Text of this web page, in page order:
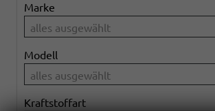
Marke
alles ausgewählt
Modell
alles ausgewählt
Kraftstoffart